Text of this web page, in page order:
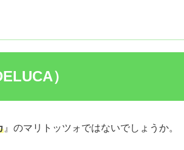
）
』のマリトッツォではないでしょうか。